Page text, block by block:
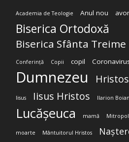
Academia de Teologie Anul nou
Biserica Ortodoxă
Biserica Sfânta Treime
Conferință Copii copil
Dumnezeu Hristos
Iisus Iisus Hristos Ilarion Boian
Lucășeuca mamă
moarte Mântuitorul Hristos